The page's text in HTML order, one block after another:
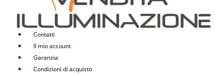
Contatti
Il mio account
Garanzia
Condizioni di acquisto